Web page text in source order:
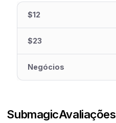
$12
$23
Negócios
SubmagicAvaliações